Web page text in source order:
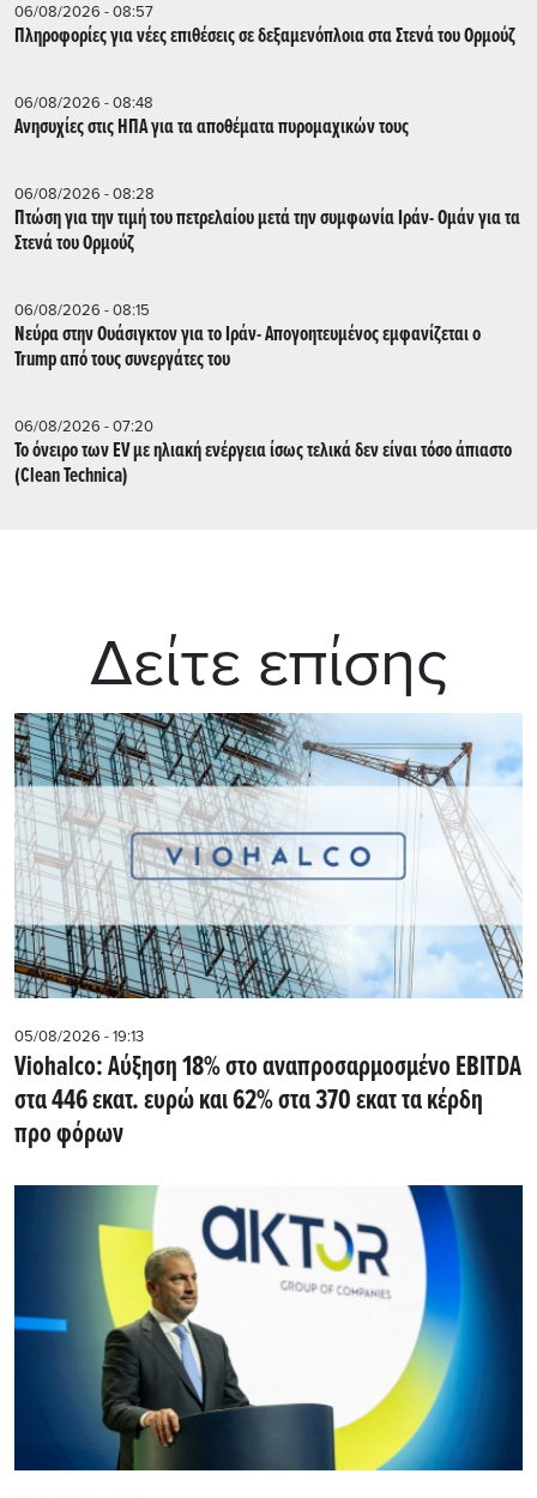
06/08/2026 - 08:57
Πληροφορίες για νέες επιθέσεις σε δεξαμενόπλοια στα Στενά του Ορμούζ
06/08/2026 - 08:48
Ανησυχίες στις ΗΠΑ για τα αποθέματα πυρομαχικών τους
06/08/2026 - 08:28
Πτώση για την τιμή του πετρελαίου μετά την συμφωνία Ιράν- Ομάν για τα
Στενά του Ορμούζ
06/08/2026 - 08:15
Νεύρα στην Ουάσιγκτον για το Ιράν- Απογοητευμένος εμφανίζεται ο
Trump από τους συνεργάτες του
06/08/2026 - 07:20
Το όνειρο των EV με ηλιακή ενέργεια ίσως τελικά δεν είναι τόσο άπιαστο
(Clean Technica)
Δείτε επίσης
05/08/2026 - 19:13
Viohalco: Αύξηση 18% στο αναπροσαρμοσμένο EBITDA
στα 446 εκατ. ευρώ και 62% στα 370 εκατ τα κέρδη
προ φόρων